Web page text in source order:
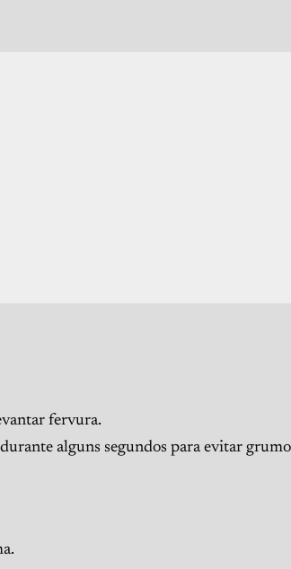
fervura.
alguns segundos para evitar